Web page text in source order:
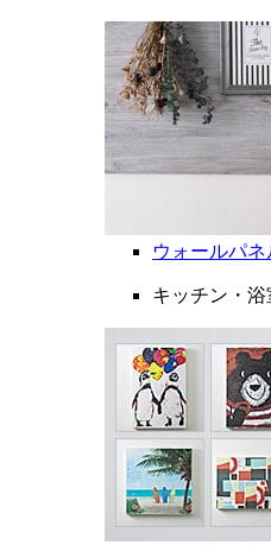
ウォールパネ
キッチン・